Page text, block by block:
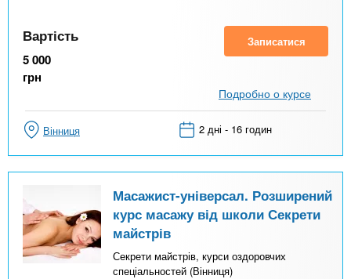
Вартість
5 000
грн
Записатися
Подробно о курсе
Вінниця 2 дні - 16 годин
Масажист-універсал. Розширений
курс масажу від школи Секрети
майстрів
Секрети майстрів, курси оздоровчих
спеціальностей (Вінниця)